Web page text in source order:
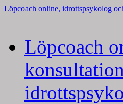
Löpcoach online, idrottspsykolog
Hoppa
till
innehållLöpcoach